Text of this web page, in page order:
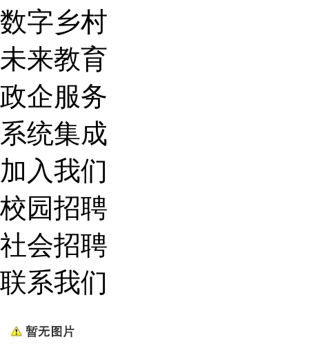
数字乡村
未来教育
政企服务
系统集成
加入我们
校园招聘
社会招聘
联系我们